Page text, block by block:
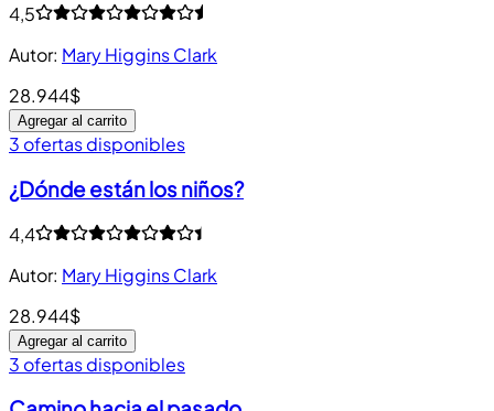
4,5
Autor: Mary Higgins Clark
28.944$
Agregar al carrito
3 ofertas disponibles
¿Dónde están los niños?
4,4
Autor: Mary Higgins Clark
28.944$
Agregar al carrito
3 ofertas disponibles